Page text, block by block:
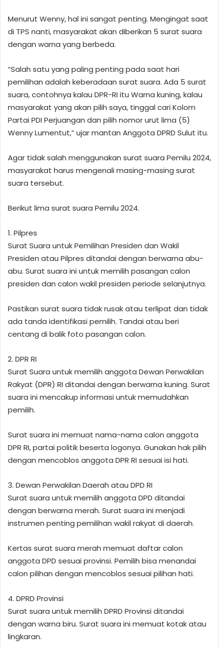
Menurut Wenny, hal ini sangat penting. Mengingat saat
di TPS nanti, masyarakat akan diberikan 5 surat suara
dengan warna yang berbeda.
“Salah satu yang paling penting pada saat hari
pemilihan adalah keberadaan surat suara. Ada 5 surat
suara, contohnya kalau DPR-RI itu Warna kuning, kalau
masyarakat yang akan pilih saya, tinggal cari Kolom
Partai PDI Perjuangan dan pilih nomor urut lima (5)
Wenny Lumentut,” ujar mantan Anggota DPRD Sulut itu.
Agar tidak salah menggunakan surat suara Pemilu 2024,
masyarakat harus mengenali masing-masing surat
suara tersebut.
Berikut lima surat suara Pemilu 2024.
1. Pilpres
Surat Suara untuk Pemilihan Presiden dan Wakil
Presiden atau Pilpres ditandai dengan berwarna abu-
abu. Surat suara ini untuk memilih pasangan calon
presiden dan calon wakil presiden periode selanjutnya.
Pastikan surat suara tidak rusak atau terlipat dan tidak
ada tanda identifikasi pemilih. Tandai atau beri
centang di balik foto pasangan calon.
2. DPR RI
Surat Suara untuk memilih anggota Dewan Perwakilan
Rakyat (DPR) RI ditandai dengan berwarna kuning. Surat
suara ini mencakup informasi untuk memudahkan
pemilih.
Surat suara ini memuat nama-nama calon anggota
DPR RI, partai politik beserta logonya. Gunakan hak pilih
dengan mencoblos anggota DPR RI sesuai isi hati.
3. Dewan Perwakilan Daerah atau DPD RI
Surat suara untuk memilih anggota DPD ditandai
dengan berwarna merah. Surat suara ini menjadi
instrumen penting pemilihan wakil rakyat di daerah.
Kertas surat suara merah memuat daftar calon
anggota DPD sesuai provinsi. Pemilih bisa menandai
calon pilihan dengan mencoblos sesuai pilihan hati.
4. DPRD Provinsi
Surat suara untuk memilih DPRD Provinsi ditandai
dengan warna biru. Surat suara ini memuat kotak atau
lingkaran.